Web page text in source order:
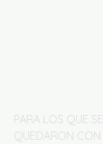
PARA LOS QUE SE
QUEDARON CON